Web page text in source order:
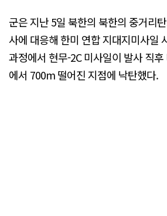
군은 지난 5일 북한의 북한의 중거리
사에 대응해 한미 연합 지대지미사일
과정에서 현무-2C 미사일이 발사 직
에서 700m 떨어진 지점에 낙탄했다.